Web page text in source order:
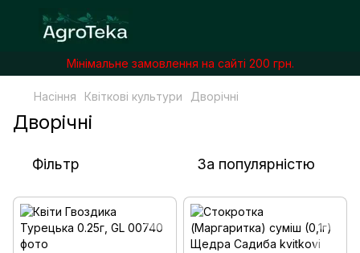
Мінімальне замовлення на сайті 200 грн.
Насіння Квіткові культури Дворічні
Дворічні
Фільтр За популярністю